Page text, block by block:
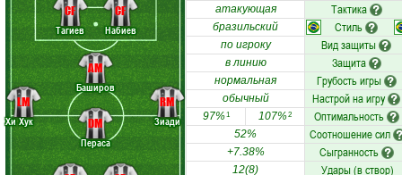
Хи Хук
Пераса
Баширов
Зиади
Тагиев Набиев
LM
DM
AM
RM
CF CF атакующая Тактика
бразильский Стиль
по игроку Вид защиты
в линию Защита
нормальная Грубость игры
обычный Настрой на игру
97%1 107%2 Оптимальность
52% Соотношение сил
+7.38% Сыгранность
12(8) Удары (в створ)